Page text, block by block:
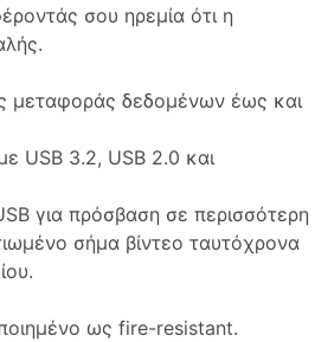
σου ηρεμία ότι η
μεταφοράς δεδομένων έως και
USB 3.2, USB 2.0 και
για πρόσβαση σε περισσότερη
σήμα βίντεο ταυτόχρονα
ως fire-resistant.